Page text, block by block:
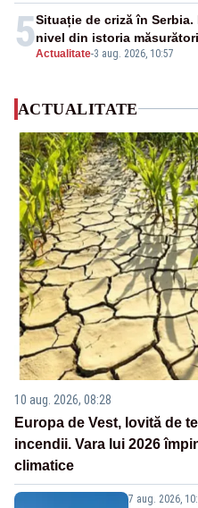
5Actualitate-3 aug. 2026, 10:57
Situație de criză în
nivel din istoria
ACTUALITATE
10 aug. 2026, 08:28
Europa de Vest, lovită de
incendii. Vara lui 2026
climatice
7 aug. 2026,